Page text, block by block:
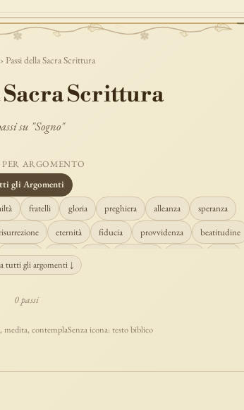
Passi della Sacra Scrittura
Sacra Scrittura
su "Sogno"
ARGOMENTO
gli Argomenti
fratelli gloria preghiera alleanza
speranza
eternità fiducia provvidenza
beatitudine
perdono verità
libertà
teofania comandamento forza
timor-di-dio liberazione pasqua esodo
acqua
tutti gli argomenti ↓
0 passi
medita, contemplaSenza icona: testo biblico